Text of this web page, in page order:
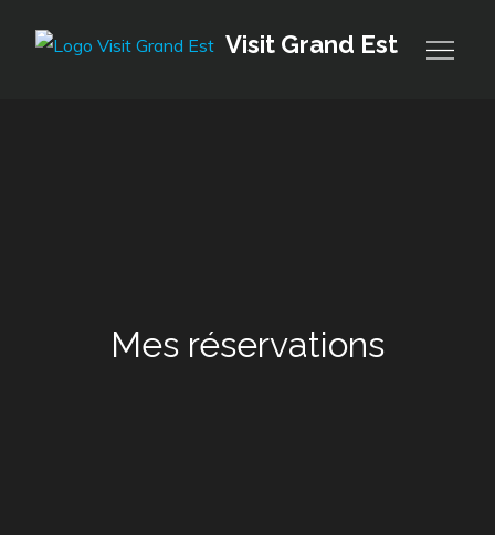
Visit Grand Est
Mes réservations